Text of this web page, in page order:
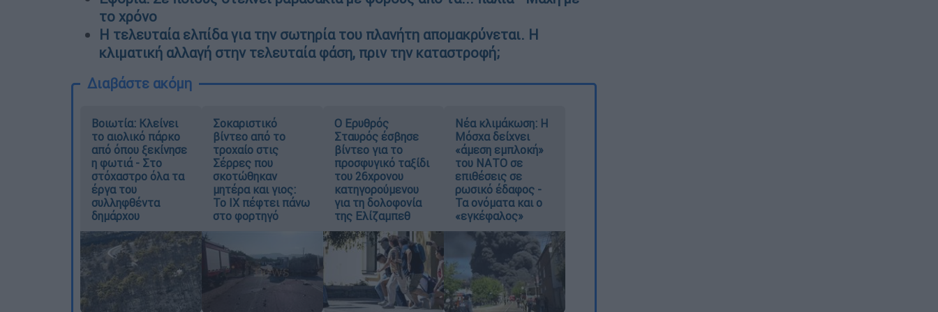
το χρόνο
Η τελευταία ελπίδα για την σωτηρία του πλανήτη απομακρύνεται. Η
κλιματική αλλαγή στην τελευταία φάση, πριν την καταστροφή;
Διαβάστε ακόμη
Βοιωτία: Κλείνει
το αιολικό πάρκο
από όπου ξεκίνησε
η φωτιά - Στο
στόχαστρο όλα τα
έργα του
συλληφθέντα
δημάρχου
Σοκαριστικό
βίντεο από το
τροχαίο στις
Σέρρες που
σκοτώθηκαν
μητέρα και γιος:
Το ΙΧ πέφτει πάνω
στο φορτηγό
Ο Ερυθρός
Σταυρός έσβησε
βίντεο για το
προσφυγικό ταξίδι
του 26χρονου
κατηγορούμενου
για τη δολοφονία
της Ελίζαμπεθ
Νέα κλιμάκωση: Η
Μόσχα δείχνει
«άμεση εμπλοκή»
του ΝΑΤΟ σε
επιθέσεις σε
ρωσικό έδαφος -
Τα ονόματα και ο
«εγκέφαλος»